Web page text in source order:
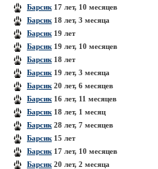
Барсик 17 лет, 10 месяцев
Барсик 18 лет, 3 месяца
Барсик 19 лет
Барсик 19 лет, 10 месяцев
Барсик 18 лет
Барсик 19 лет, 3 месяца
Барсик 20 лет, 6 месяцев
Барсик 16 лет, 11 месяцев
Барсик 18 лет, 1 месяц
Барсик 28 лет, 7 месяцев
Барсик 15 лет
Барсик 17 лет, 10 месяцев
Барсик 20 лет, 2 месяца